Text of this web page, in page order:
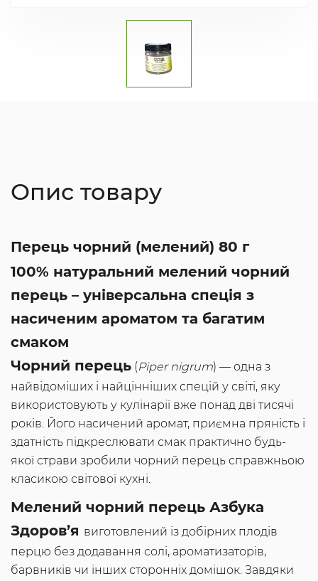
Опис товару
Перець чорний (мелений) 80 г
100% натуральний мелений чорний
перець – універсальна спеція з
насиченим ароматом та багатим
смаком
Чорний перець (Piper nigrum) — одна з
найвідоміших і найцінніших спецій у світі, яку
використовують у кулінарії вже понад дві тисячі
років. Його насичений аромат, приємна пряність і
здатність підкреслювати смак практично будь-
якої страви зробили чорний перець справжньою
класикою світової кухні.
Мелений чорний перець Азбука
Здоров’я виготовлений із добірних плодів
перцю без додавання солі, ароматизаторів,
барвників чи інших сторонніх домішок. Завдяки